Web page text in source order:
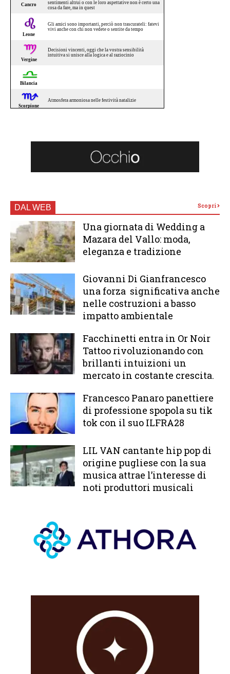
DAL WEB Scopri
Una giornata di Wedding a
Mazara del Vallo: moda,
eleganza e tradizione
Giovanni Di Gianfrancesco
una forza significativa anche
nelle costruzioni a basso
impatto ambientale
Facchinetti entra in Or Noir
Tattoo rivoluzionando con
brillanti intuizioni un
mercato in costante crescita.
Francesco Panaro panettiere
di professione spopola su tik
tok con il suo ILFRA28
LIL VAN cantante hip pop di
origine pugliese con la sua
musica attrae l’interesse di
noti produttori musicali